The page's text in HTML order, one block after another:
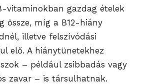
vitaminokban gazdag ételek
össze, míg a B12-hiány
illetve felszívódási
elő. A hiánytünetekhez
– például zsibbadás vagy
zavar – is társulhatnak.